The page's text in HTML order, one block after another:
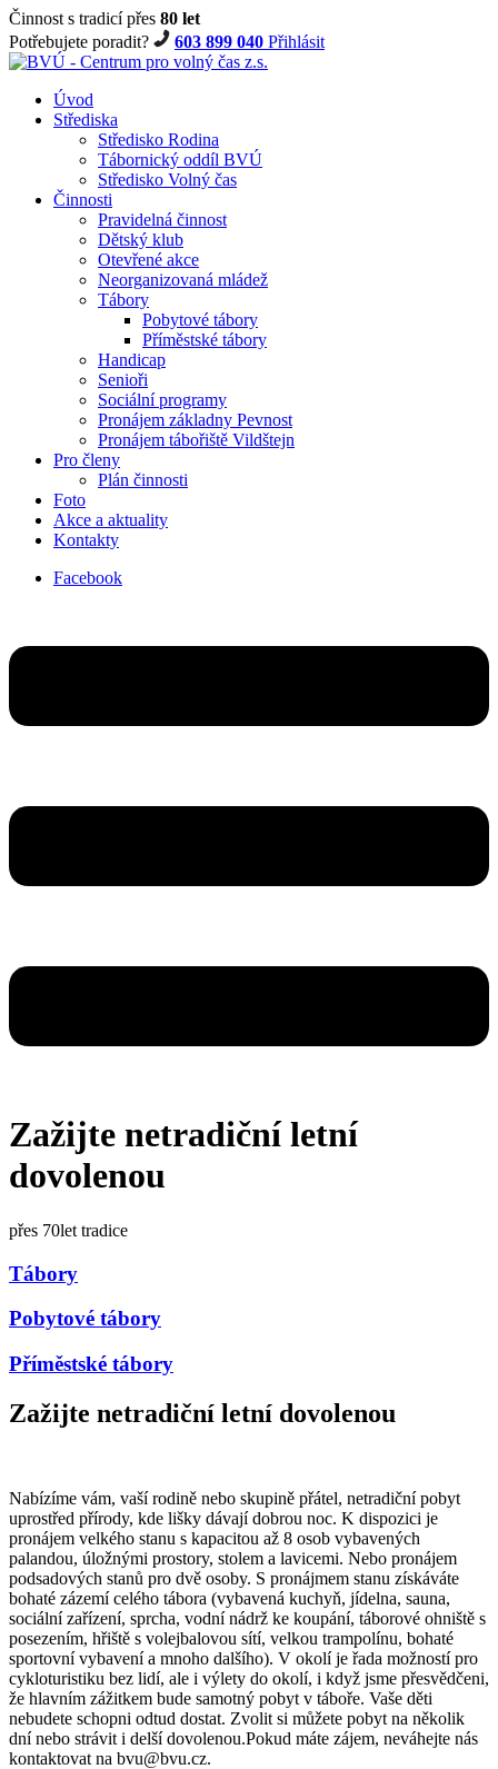
Činnost s tradicí přes 80 let
Potřebujete poradit?
603 899 040 Přihlásit
Úvod
Střediska
Středisko Rodina
Tábornický oddíl BVÚ
Středisko Volný čas
Činnosti
Pravidelná činnost
Dětský klub
Otevřené akce
Neorganizovaná mládež
Tábory
Pobytové tábory
Příměstské tábory
Handicap
Senioři
Sociální programy
Pronájem základny Pevnost
Pronájem tábořiště Vildštejn
Pro členy
Plán činnosti
Foto
Akce a aktuality
Kontakty
Facebook
Zažijte netradiční letní
dovolenou
přes 70let tradice
Tábory
Pobytové tábory
Příměstské tábory
Zažijte netradiční letní dovolenou
Nabízíme vám, vaší rodině nebo skupině přátel, netradiční pobyt
uprostřed přírody, kde lišky dávají dobrou noc. K dispozici je
pronájem velkého stanu s kapacitou až 8 osob vybavených
palandou, úložnými prostory, stolem a lavicemi. Nebo pronájem
podsadových stanů pro dvě osoby. S pronájmem stanu získáváte
bohaté zázemí celého tábora (vybavená kuchyň, jídelna, sauna,
sociální zařízení, sprcha, vodní nádrž ke koupání, táborové ohniště s
posezením, hřiště s volejbalovou sítí, velkou trampolínu, bohaté
sportovní vybavení a mnoho dalšího). V okolí je řada možností pro
cykloturistiku bez lidí, ale i výlety do okolí, i když jsme přesvědčeni,
že hlavním zážitkem bude samotný pobyt v táboře. Vaše děti
nebudete schopni odtud dostat. Zvolit si můžete pobyt na několik
dní nebo strávit i delší dovolenou.Pokud máte zájem, neváhejte nás
kontaktovat na bvu@bvu.cz.